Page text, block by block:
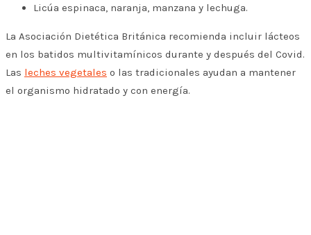
Licúa espinaca, naranja, manzana y lechuga.
La Asociación Dietética Británica recomienda incluir lácteos
en los batidos multivitamínicos durante y después del Covid.
Las leches vegetales o las tradicionales ayudan a mantener
el organismo hidratado y con energía.